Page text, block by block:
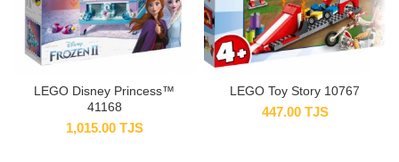
LEGO Disney Princess™
41168
1,015.00 TJS
LEGO Toy Story 10767
447.00 TJS